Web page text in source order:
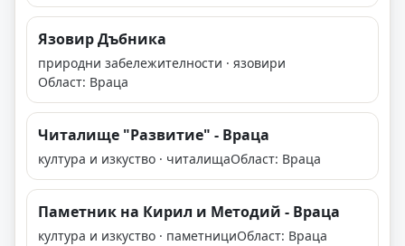
Язовир Дъбника
природни забележителности · язовири
Област: Враца
Читалище "Развитие" - Враца
култура и изкуство · читалищаОбласт: Враца
Паметник на Кирил и Методий - Враца
култура и изкуство · паметнициОбласт: Враца